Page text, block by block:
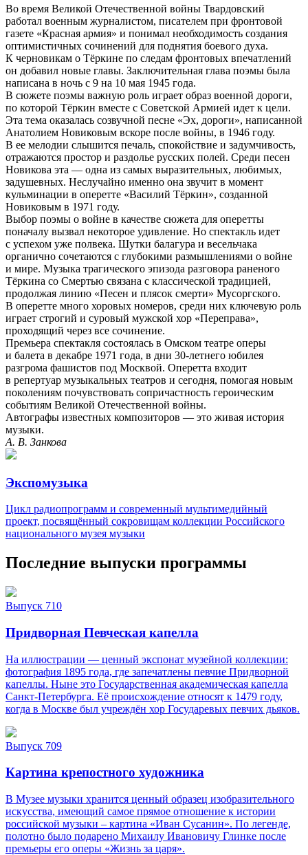
Во время Великой Отечественной войны Твардовский
работал военным журналистом, писателем при фронтовой
газете «Красная армия» и понимал необходимость создания
оптимистичных сочинений для поднятия боевого духа.
К черновикам о Тёркине по следам фронтовых впечатлений
он добавил новые главы. Заключительная глава поэмы была
написана в ночь с 9 на 10 мая 1945 года.
В сюжете поэмы важную роль играет образ военной дороги,
по которой Тёркин вместе с Советской Армией идет к цели.
Эта тема оказалась созвучной песне «Эх, дороги», написанной
Анатолием Новиковым вскоре после войны, в 1946 году.
В ее мелодии слышится печаль, спокойствие и задумчивость,
отражаются простор и раздолье русских полей. Среди песен
Новикова эта — одна из самых выразительных, любимых,
задушевных. Неслучайно именно она звучит в момент
кульминации в оперетте «Василий Тёркин», созданной
Новиковым в 1971 году.
Выбор поэмы о войне в качестве сюжета для оперетты
поначалу вызвал некоторое удивление. Но спектакль идет
с успехом уже полвека. Шутки балагура и весельчака
органично сочетаются с глубокими размышлениями о войне
и мире. Музыка трагического эпизода разговора раненого
Тёркина со Смертью связана с классической традицией,
продолжая линию «Песен и плясок смерти» Мусоргского.
В оперетте много хоровых номеров, среди них ключевую роль
играет строгий и суровый мужской хор «Переправа»,
проходящий через все сочинение.
Премьера спектакля состоялась в Омском театре оперы
и балета в декабре 1971 года, в дни 30-летнего юбилея
разгрома фашистов под Москвой. Оперетта входит
в репертуар музыкальных театров и сегодня, помогая новым
поколениям почувствовать сопричастность героическим
событиям Великой Отечественной войны.
Автографы известных композиторов — это живая история
музыки.
А. В. Занкова
Экспомузыка
Цикл радиопрограмм и современный мультимедийный
проект, посвящённый сокровищам коллекции Российского
национального музея музыки
Последние выпуски программы
Выпуск 710
Придворная Певческая капелла
На иллюстрации — ценный экспонат музейной коллекции:
фотография 1895 года, где запечатлены певчие Придворной
капеллы. Ныне это Государственная академическая капелла
Санкт‑Петербурга. Её происхождение относят к 1479 году,
когда в Москве был учреждён хор Государевых певчих дьяков.
Выпуск 709
Картина крепостного художника
В Музее музыки хранится ценный образец изобразительного
искусства, имеющий самое прямое отношение к истории
российской музыки – картина «Иван Сусанин». По легенде,
полотно было подарено Михаилу Ивановичу Глинке после
премьеры его оперы «Жизнь за царя».